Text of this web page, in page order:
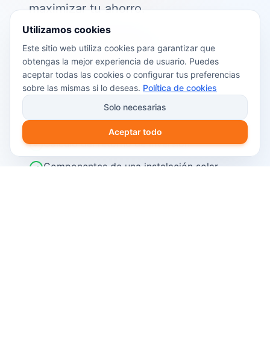
maximizar tu ahorro.
📖 Contenido de la guía:
Cómo funciona el autoconsumo
fotovoltaico
Ayudas y subvenciones disponibles en
2026
Cálculo del retorno de inversión
Componentes de una instalación solar
Utilizamos cookies
Este sitio web utiliza cookies para garantizar que
obtengas la mejor experiencia de usuario. Puedes
aceptar todas las cookies o configurar tus preferencias
sobre las mismas si lo deseas. Política de cookies
Solo necesarias
Aceptar todo